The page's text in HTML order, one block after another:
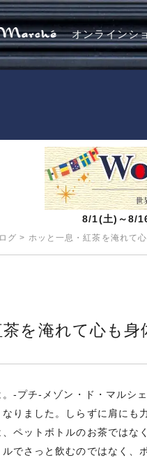
オンラインシ
8/1(土)～8/
グ > ホッと一息・紅茶を淹れて
を淹れて心も
‐プチ‐メゾン・ド・マルシ
りました。しらずに肩にも
、ペットボトルのお茶ではな
でさっと飲むのではなく、